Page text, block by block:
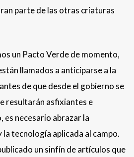
parte de las otras criaturas
un Pacto Verde de momento,
llamados a anticiparse a la
de que desde el gobierno se
resultarán asfixiantes e
es necesario abrazar la
la tecnología aplicada al campo.
un sinfín de artículos que